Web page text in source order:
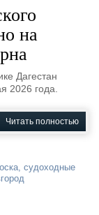
на
Дагестан
2026 года.
Читать полностью
, судоходные